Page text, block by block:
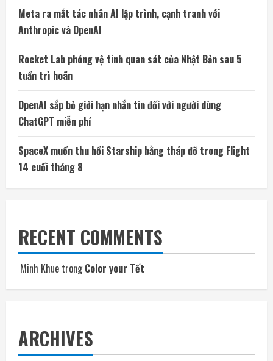
Meta ra mắt tác nhân AI lập trình, cạnh tranh với
Anthropic và OpenAI
Rocket Lab phóng vệ tinh quan sát của Nhật Bản sau 5
tuần trì hoãn
OpenAI sắp bỏ giới hạn nhắn tin đối với người dùng
ChatGPT miễn phí
SpaceX muốn thu hồi Starship bằng tháp đỡ trong Flight
14 cuối tháng 8
RECENT COMMENTS
Minh Khue trongColor your Tết
ARCHIVES